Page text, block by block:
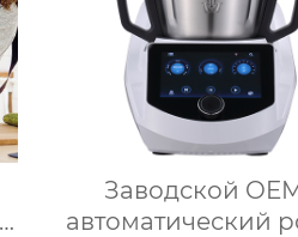
Заводской
автоматический